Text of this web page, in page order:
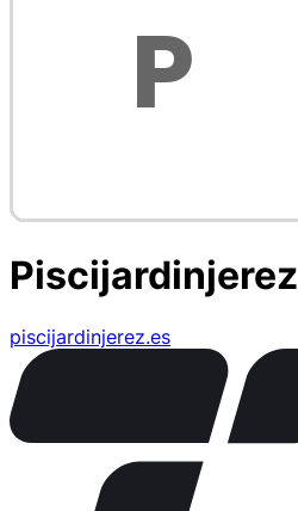
Piscijardinjerez
piscijardinjerez.es